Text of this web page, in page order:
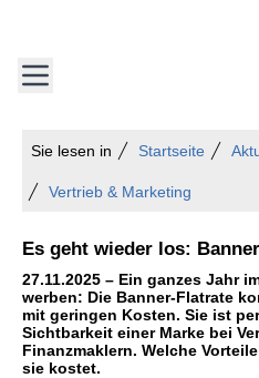
Sie lesen in Startseite
Vertrieb & Marketing
Es geht wieder los:
27.11.2025 – Ein ganzes Jahr
werben: Die Banner-Flatrate
mit geringen Kosten. Sie ist
Sichtbarkeit einer Marke bei
Finanzmaklern. Welche
sie kostet.